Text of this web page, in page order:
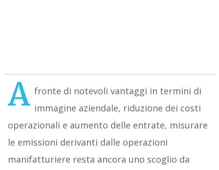
A fronte di notevoli vantaggi in termini di
immagine aziendale, riduzione dei costi
operazionali e aumento delle entrate, misurare
le emissioni derivanti dalle operazioni
manifatturiere resta ancora uno scoglio da